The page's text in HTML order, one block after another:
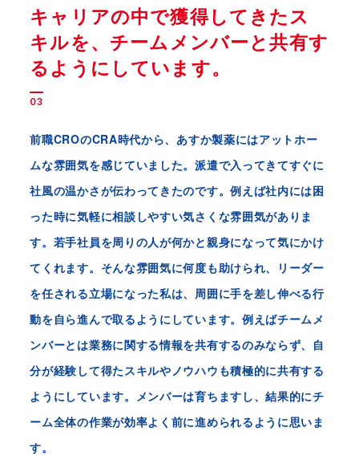
キャリアの中で獲得してきたス
キルを、 チームメンバーと共有す
るようにしています。
03
前職CROのCRA時代から、あすか製薬にはアットホー
ムな雰囲気を感じていました。派遣で入ってきてすぐに
社風の温かさが伝わってきたのです。例えば社内には困
った時に気軽に相談しやすい気さくな雰囲気がありま
す。若手社員を周りの人が何かと親身になって気にかけ
てくれます。そんな雰囲気に何度も助けられ、リーダー
を任される立場になった私は、周囲に手を差し伸べる行
動を自ら進んで取るようにしています。例えばチームメ
ンバーとは業務に関する情報を共有するのみならず、自
分が経験して得たスキルやノウハウも積極的に共有する
ようにしています。メンバーは育ちますし、結果的にチ
ーム全体の作業が効率よく前に進められるように思いま
す。